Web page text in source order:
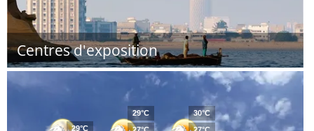
Centres d'exposition
29°C
29°C
30°C